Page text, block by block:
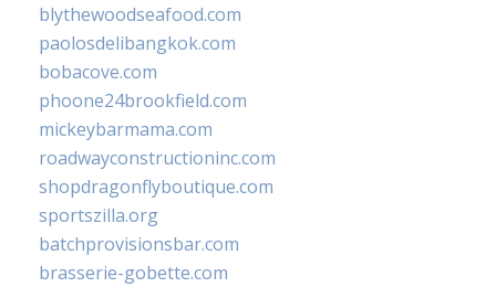
blythewoodseafood.com
paolosdelibangkok.com
bobacove.com
phoone24brookfield.com
mickeybarmama.com
roadwayconstructioninc.com
shopdragonflyboutique.com
sportszilla.org
batchprovisionsbar.com
brasserie-gobette.com